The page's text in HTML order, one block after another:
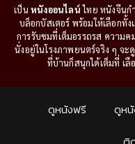
เป็นหนังออนไลน์ไทย หนังจีนก
บล็อกบัสเตอร์ พร้อมให้เลือกทั้
การรับชมที่เต็มอรรถรส ความ
นั่งอยู่ในโรงภาพยนตร์จริง ๆ จ
ที่บ้านก็สนุกได้เต็มที่ เลื
ดูหนังฟรี ดูห